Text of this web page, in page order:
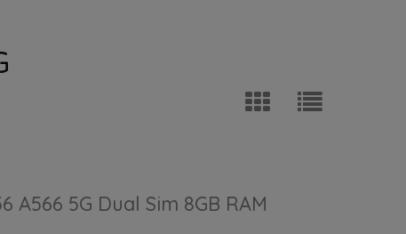
A566 5G Dual Sim 8GB RAM